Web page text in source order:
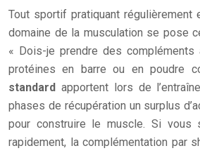
Tout sportif pratiquant régulièrement
domaine de la musculation se pose
« Dois-je prendre des compléments
protéines en barre ou en poudre
standard apportent lors de
phases de récupération un surplus
pour construire le muscle. Si vous
rapidement, la complémentation par